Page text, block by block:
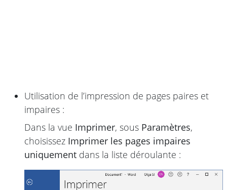
Utilisation de l’impression de pages paires et
impaires :
Dans la vue Imprimer, sous Paramètres,
choisissez Imprimer les pages impaires
uniquement dans la liste déroulante :